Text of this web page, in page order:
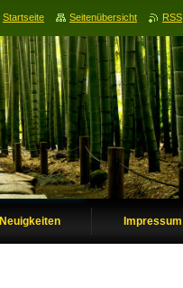
Neuigkeiten Impressum
Startseite Seitenübersicht RSS